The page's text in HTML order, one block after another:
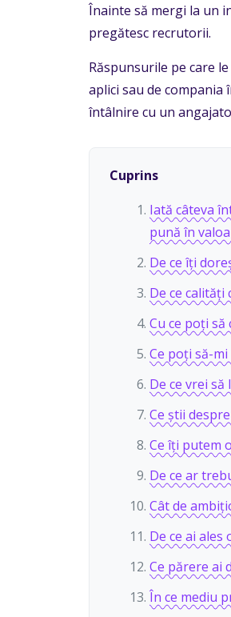
Înainte să mergi la un
pregătesc recrutorii.
Răspunsurile pe care
aplici sau de compania
întâlnire cu un
Cuprins
Iată câteva
pună în
De ce îți
De ce calități
Cu ce poți să
Ce poți să-
De ce vrei
Ce știi
Ce îți putem
De ce ar
Cât de
De ce ai ales
Ce părere ai
În ce mediu